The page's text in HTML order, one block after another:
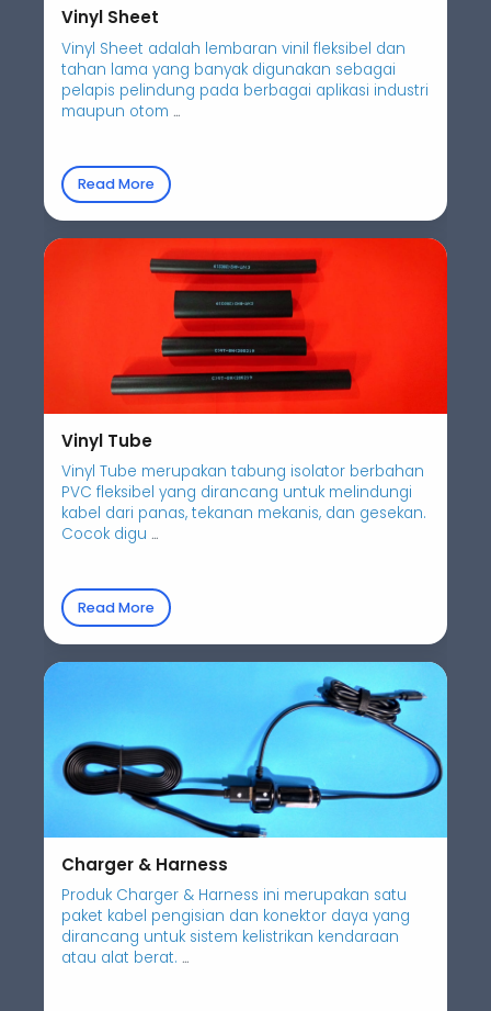
Vinyl Sheet
Vinyl Sheet adalah lembaran vinil fleksibel dan
tahan lama yang banyak digunakan sebagai
pelapis pelindung pada berbagai aplikasi industri
maupun otom ...
Read More
Vinyl Tube
Vinyl Tube merupakan tabung isolator berbahan
PVC fleksibel yang dirancang untuk melindungi
kabel dari panas, tekanan mekanis, dan gesekan.
Cocok digu ...
Read More
Charger & Harness
Produk Charger & Harness ini merupakan satu
paket kabel pengisian dan konektor daya yang
dirancang untuk sistem kelistrikan kendaraan
atau alat berat. ...